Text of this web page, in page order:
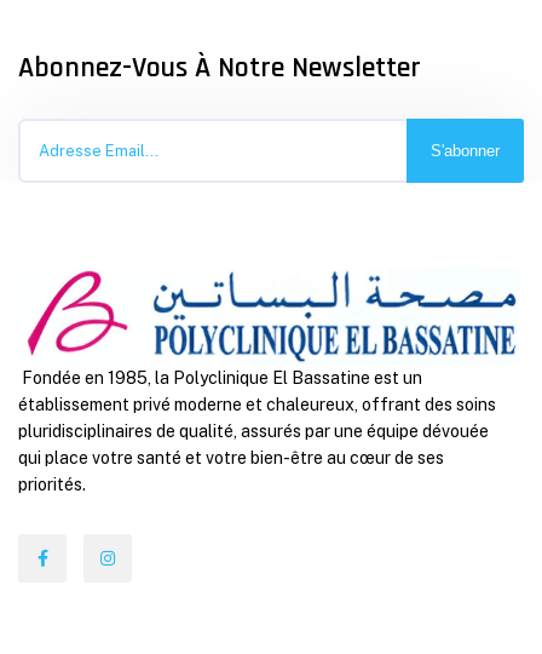
Abonnez-Vous À Notre Newsletter
S'abonner
Fondée en 1985, la Polyclinique El Bassatine est un
établissement privé moderne et chaleureux, offrant des soins
pluridisciplinaires de qualité, assurés par une équipe dévouée
qui place votre santé et votre bien-être au cœur de ses
priorités.